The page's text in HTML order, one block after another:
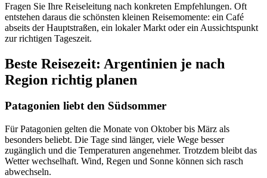
Fragen Sie Ihre Reiseleitung nach konkreten Empfehlungen. Oft
entstehen daraus die schönsten kleinen Reisemomente: ein Café
abseits der Hauptstraßen, ein lokaler Markt oder ein Aussichtspunkt
zur richtigen Tageszeit.
Beste Reisezeit: Argentinien je nach
Region richtig planen
Patagonien liebt den Südsommer
Für Patagonien gelten die Monate von Oktober bis März als
besonders beliebt. Die Tage sind länger, viele Wege besser
zugänglich und die Temperaturen angenehmer. Trotzdem bleibt das
Wetter wechselhaft. Wind, Regen und Sonne können sich rasch
abwechseln.